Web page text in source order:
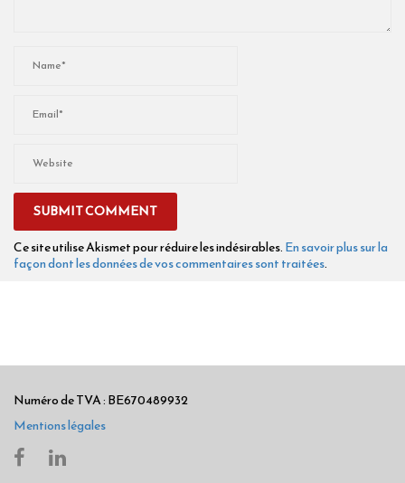
Ce site utilise Akismet pour réduire les indésirables.En savoir plus sur la
façon dont les données de vos commentaires sont traitées.
Numéro de TVA : BE670489932
Mentions légales